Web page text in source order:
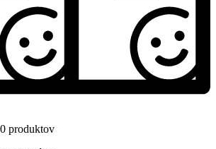
produktov